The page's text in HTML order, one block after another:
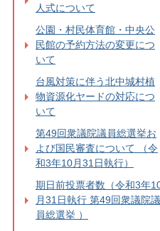
人式について
公園・村民体育館・中央公
民館の予約方法の変更につ
いて
台風対策に伴う北中城村植
物資源化ヤードの対応につ
いて
第49回衆議院議員総選挙お
よび国民審査について （令
和3年10月31日執行）
期日前投票者数（令和3年
月31日執行 第49回衆議院議
員総選挙 ）